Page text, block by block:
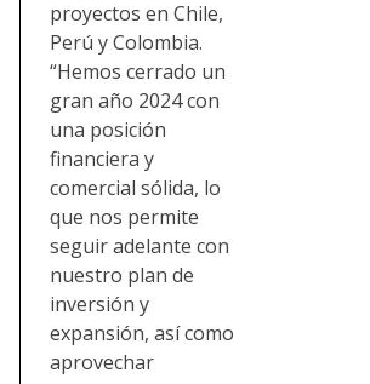
proyectos en Chile,
Perú y Colombia.
“Hemos cerrado un
gran año 2024 con
una posición
financiera y
comercial sólida, lo
que nos permite
seguir adelante con
nuestro plan de
inversión y
expansión, así como
aprovechar